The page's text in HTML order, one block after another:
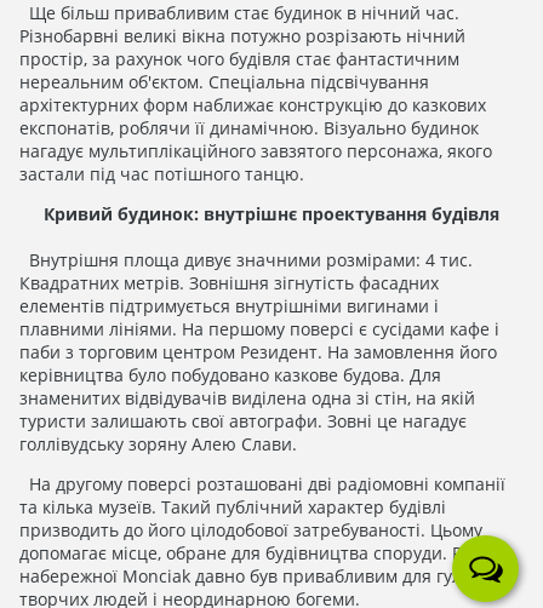
Ще більш привабливим стає будинок в нічний час.
Різнобарвні великі вікна потужно розрізають нічний
простір, за рахунок чого будівля стає фантастичним
нереальним об'єктом. Спеціальна підсвічування
архітектурних форм наближає конструкцію до казкових
експонатів, роблячи її динамічною. Візуально будинок
нагадує мультиплікаційного завзятого персонажа, якого
застали під час потішного танцю.
Кривий будинок: внутрішнє проектування будівля
Внутрішня площа дивує значними розмірами: 4 тис.
Квадратних метрів. Зовнішня зігнутість фасадних
елементів підтримується внутрішніми вигинами і
плавними лініями. На першому поверсі є сусідами кафе і
паби з торговим центром Резидент. На замовлення його
керівництва було побудовано казкове будова. Для
знаменитих відвідувачів виділена одна зі стін, на якій
туристи залишають свої автографи. Зовні це нагадує
голлівудську зоряну Алею Слави.
На другому поверсі розташовані дві радіомовні компанії
та кілька музеїв. Такий публічний характер будівлі
призводить до його цілодобової затребуваності. Цьому
допомагає місце, обране для будівництва споруди. Район
набережної Monciak давно був привабливим для гулянь
творчих людей і неординарною богеми.